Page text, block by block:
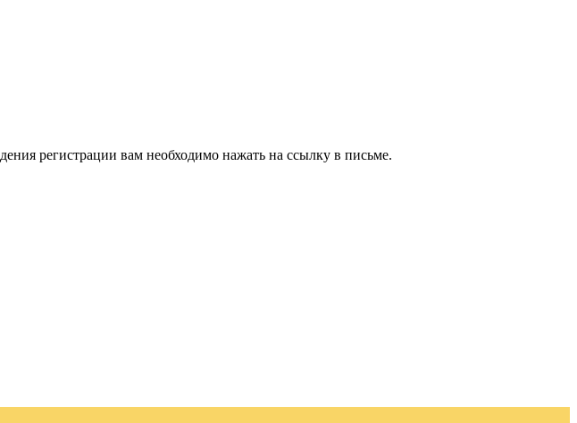
регистрации вам необходимо нажать на ссылку в письме.